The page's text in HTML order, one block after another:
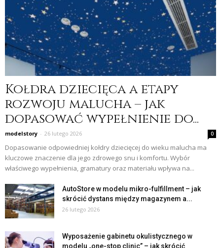
Kołdra dziecięca a etapy
rozwoju malucha – jak
dopasować wypełnienie do...
modelstory - 26 lutego 2026 0
Dopasowanie odpowiedniej kołdry dziecięcej do wieku malucha ma
kluczowe znaczenie dla jego zdrowego snu i komfortu. Wybór
właściwego wypełnienia, gramatury oraz materiału wpływa na...
AutoStore w modelu mikro-fulfillment – jak
skrócić dystans między magazynem a...
26 lutego 2026
Wyposażenie gabinetu okulistycznego w
modelu „one-stop clinic” – jak skrócić